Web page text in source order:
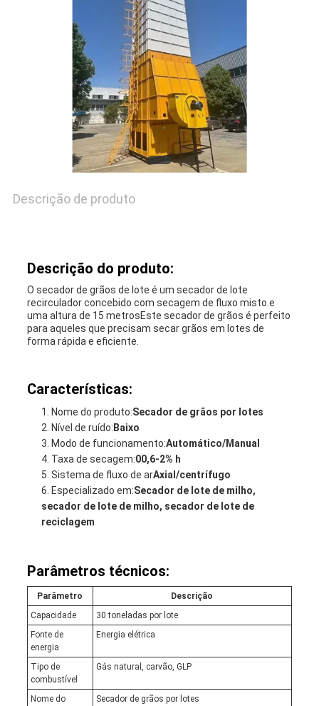
UMAS
CITAÇÕES
POLÍTICA
PRIVACIDADE
Descrição de produto
Descrição do produto:
O secador de grãos de lote é um secador de lote
recirculador concebido com secagem de fluxo misto.e
uma altura de 15 metrosEste secador de grãos é perfeito
para aqueles que precisam secar grãos em lotes de
forma rápida e eficiente.
Características:
Nome do produto:Secador de grãos por lotes
Nível de ruído: Baixo
Modo de funcionamento:Automático/Manual
Taxa de secagem:00,6-2% h
Sistema de fluxo de arAxial/centrífugo
Especializado em:Secador de lote de milho,
secador de lote de milho, secador de lote de
reciclagem
Parâmetros técnicos:
Parâmetro
Descrição
Capacidade
30 toneladas por lote
Fonte de
energia
Energia elétrica
Tipo de
combustível
Gás natural, carvão, GLP
Nome do
Secador de grãos por lotes